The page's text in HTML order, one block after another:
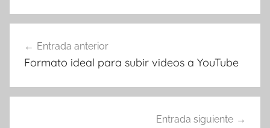
de
Entrada anterior
Formato ideal para subir videos a YouTube
Entrada siguiente